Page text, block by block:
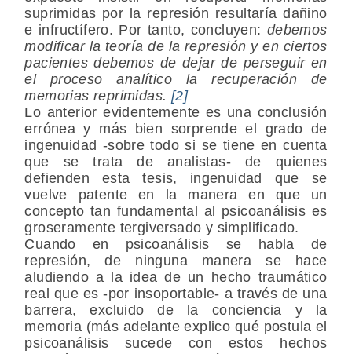
suprimidas por la represión resultaría dañino
e infructífero. Por tanto, concluyen: debemos
modificar la teoría de la represión y en ciertos
pacientes debemos de dejar de perseguir en
el proceso analítico la recuperación de
memorias reprimidas. [2]
Lo anterior evidentemente es una conclusión
errónea y más bien sorprende el grado de
ingenuidad -sobre todo si se tiene en cuenta
que se trata de analistas- de quienes
defienden esta tesis, ingenuidad que se
vuelve patente en la manera en que un
concepto tan fundamental al psicoanálisis es
groseramente tergiversado y simplificado.
Cuando en psicoanálisis se habla de
represión, de ninguna manera se hace
aludiendo a la idea de un hecho traumático
real que es -por insoportable- a través de una
barrera, excluido de la conciencia y la
memoria (más adelante explico qué postula el
psicoanálisis sucede con estos hechos